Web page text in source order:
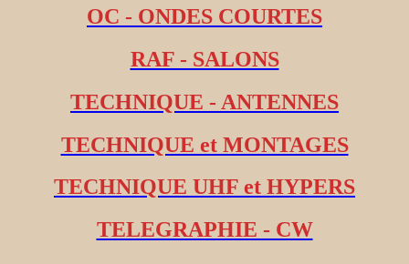
OC - ONDES COURTES
RAF - SALONS
TECHNIQUE - ANTENNES
TECHNIQUE et MONTAGES
TECHNIQUE UHF et HYPERS
TELEGRAPHIE - CW